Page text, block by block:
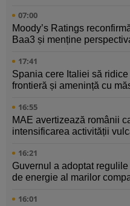
07:00
Moody’s Ratings
Baa3 și menține
17:41
Spania cere Italiei să
frontieră și amenință cu
16:55
MAE avertizează românii
intensificarea activității
16:21
Guvernul a adoptat
de energie al marilor
16:01